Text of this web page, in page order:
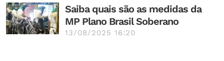
Saiba quais são as medidas da
MP Plano Brasil Soberano
13/08/2025 16:20